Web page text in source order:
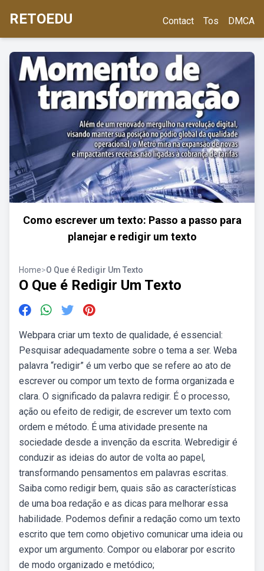
RETOEDU Contact Tos DMCA
Como escrever um texto: Passo a passo para
planejar e redigir um texto
Home>O Que é Redigir Um Texto
O Que é Redigir Um Texto
Webpara criar um texto de qualidade, é essencial:
Pesquisar adequadamente sobre o tema a ser. Weba
palavra “redigir” é um verbo que se refere ao ato de
escrever ou compor um texto de forma organizada e
clara. O significado da palavra redigir. É o processo,
ação ou efeito de redigir, de escrever um texto com
ordem e método. É uma atividade presente na
sociedade desde a invenção da escrita. Webredigir é
conduzir as ideias do autor de volta ao papel,
transformando pensamentos em palavras escritas.
Saiba como redigir bem, quais são as características
de uma boa redação e as dicas para melhorar essa
habilidade. Podemos definir a redação como um texto
escrito que tem como objetivo comunicar uma ideia ou
expor um argumento. Compor ou elaborar por escrito
de modo organizado e metódico;